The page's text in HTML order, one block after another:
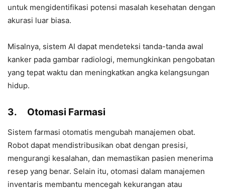
untuk mengidentifikasi potensi masalah kesehatan dengan
akurasi luar biasa.
Misalnya, sistem AI dapat mendeteksi tanda-tanda awal
kanker pada gambar radiologi, memungkinkan pengobatan
yang tepat waktu dan meningkatkan angka kelangsungan
hidup.
3. Otomasi Farmasi
Sistem farmasi otomatis mengubah manajemen obat.
Robot dapat mendistribusikan obat dengan presisi,
mengurangi kesalahan, dan memastikan pasien menerima
resep yang benar. Selain itu, otomasi dalam manajemen
inventaris membantu mencegah kekurangan atau